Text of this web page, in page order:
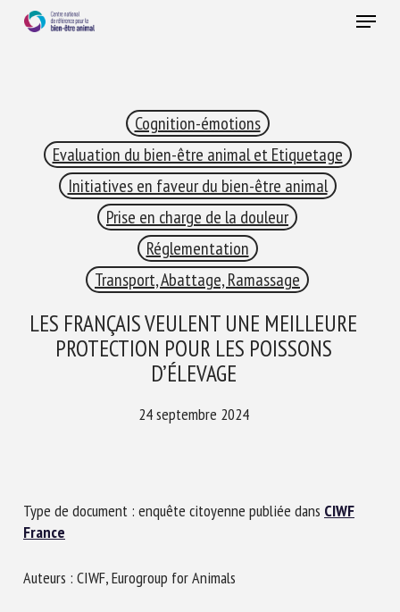
Menu
Cognition-émotions
Evaluation du bien-être animal et Etiquetage
Initiatives en faveur du bien-être animal
Prise en charge de la douleur
Réglementation
Transport, Abattage, Ramassage
LES FRANÇAIS VEULENT UNE MEILLEURE
PROTECTION POUR LES POISSONS
D’ÉLEVAGE
24 septembre 2024
Type de document : enquête citoyenne publiée dans CIWF
France
Auteurs : CIWF, Eurogroup for Animals
RECEVEZ CHAQUE MOIS GRATUITEMENT
LES DERNIÈRES ACTUALITÉS SUR LE BIEN-ÊTRE
ANIMAL
Veuillez remplir le formulaire ci-dessous pour vous inscrire à
notre newsletter :